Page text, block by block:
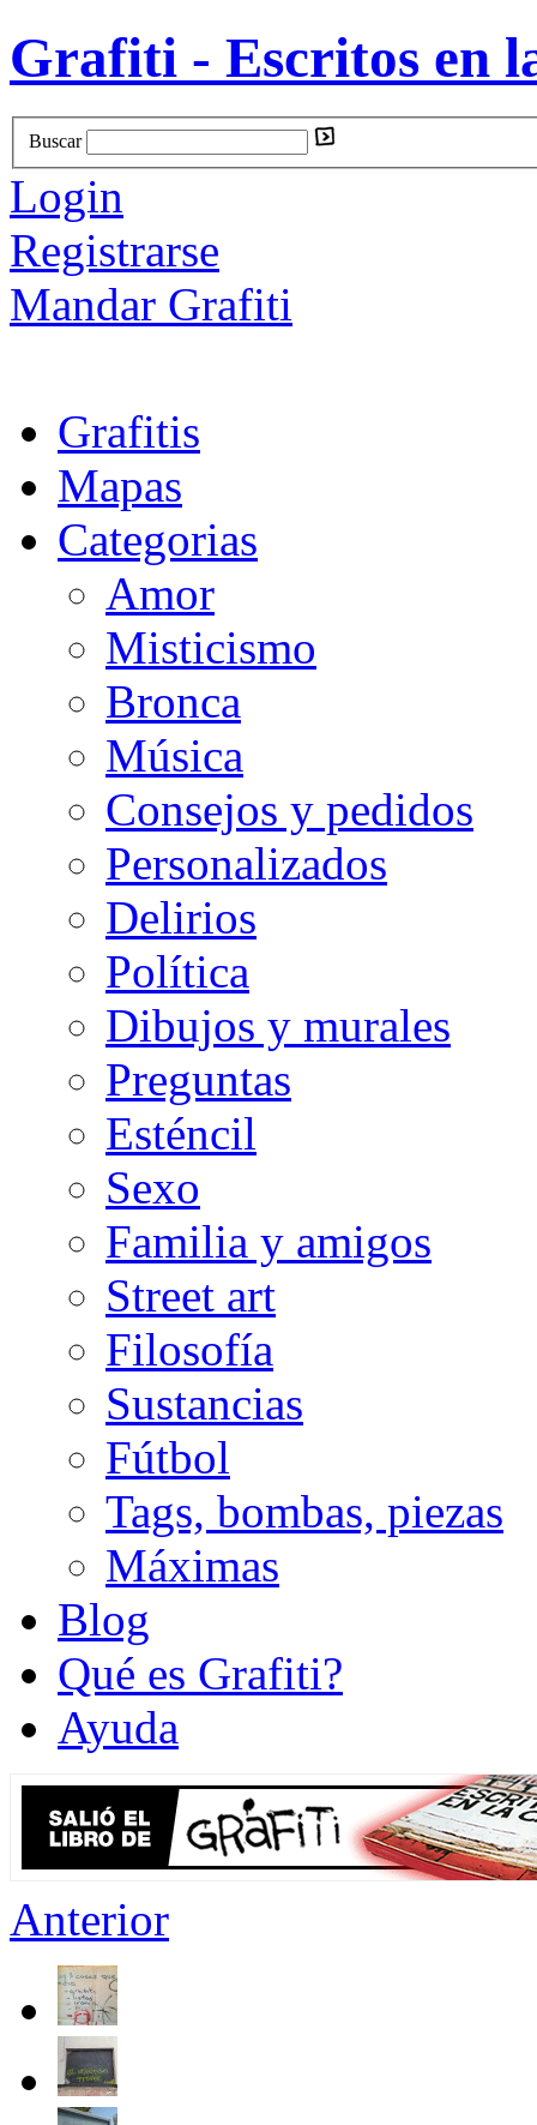
Grafiti - Escritos en
Buscar
Login
Registrarse
Mandar Grafiti
Grafitis
Mapas
Categorias
Amor
Misticismo
Bronca
Música
Consejos y pedidos
Personalizados
Delirios
Política
Dibujos y murales
Preguntas
Esténcil
Sexo
Familia y amigos
Street art
Filosofía
Sustancias
Fútbol
Tags, bombas, piezas
Máximas
Blog
Qué es Grafiti?
Ayuda
Anterior